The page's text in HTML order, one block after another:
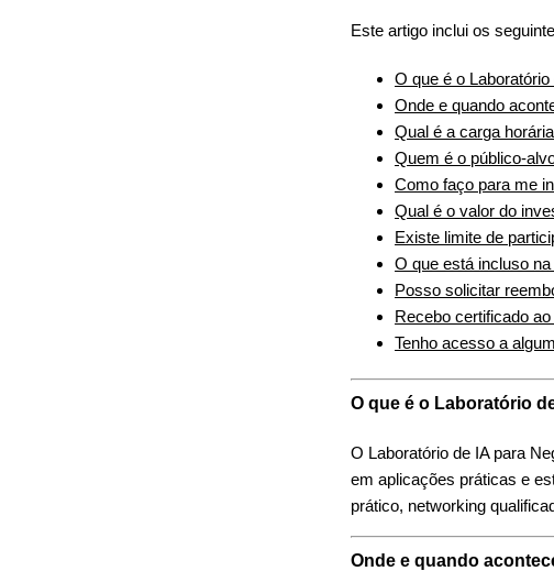
Este artigo inclui os
O que é o
Onde e quando
Qual é a carga
Quem é o público-
Como faço para me
Qual é o valor do
Existe limite de
O que está incluso
Posso solicitar
Recebo certificado
Tenho acesso a
O que é o Laboratório
O Laboratório de IA para
em aplicações práticas e
prático, networking
Onde e quando